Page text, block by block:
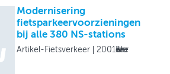
Modernisering
fietsparkeervoorzieningen
bij alle 380 NS-stations
Artikel-Fietsverkeer 2001Fietsverkeer